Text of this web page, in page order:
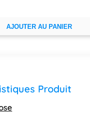
AJOUTER AU PANIER
Produit